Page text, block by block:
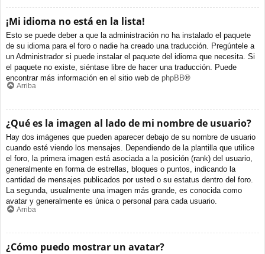
¡Mi idioma no está en la lista!
Esto se puede deber a que la administración no ha instalado el paquete
de su idioma para el foro o nadie ha creado una traducción. Pregúntele a
un Administrador si puede instalar el paquete del idioma que necesita. Si
el paquete no existe, siéntase libre de hacer una traducción. Puede
encontrar más información en el sitio web de phpBB®
Arriba
¿Qué es la imagen al lado de mi nombre de usuario?
Hay dos imágenes que pueden aparecer debajo de su nombre de usuario
cuando esté viendo los mensajes. Dependiendo de la plantilla que utilice
el foro, la primera imagen está asociada a la posición (rank) del usuario,
generalmente en forma de estrellas, bloques o puntos, indicando la
cantidad de mensajes publicados por usted o su estatus dentro del foro.
La segunda, usualmente una imagen más grande, es conocida como
avatar y generalmente es única o personal para cada usuario.
Arriba
¿Cómo puedo mostrar un avatar?